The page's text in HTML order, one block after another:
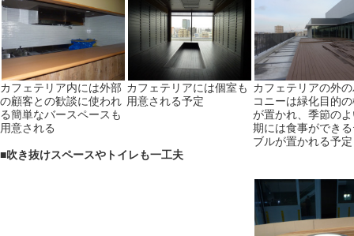
カフェテリア内には外部
の顧客との歓談に使われ
る簡単なバースペースも
用意される
カフェテリアには個室も
用意される予定
カフェテリアの外
コニーは緑化目的
が置かれ、季節の
期には食事ができ
ブルが置かれる予定
■吹き抜けスペースやトイレも一工夫